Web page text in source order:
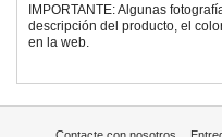
IMPORTANTE: Algunas
descripción del producto, el
en la web.